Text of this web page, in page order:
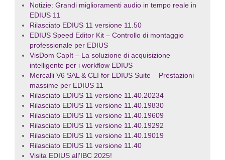
Notizie: Grandi miglioramenti audio in tempo reale in
EDIUS 11
Rilasciato EDIUS 11 versione 11.50
EDIUS Speed Editor Kit – Controllo di montaggio
professionale per EDIUS
VisDom CapIt – La soluzione di acquisizione
intelligente per i workflow EDIUS
Mercalli V6 SAL & CLI for EDIUS Suite – Prestazioni
massime per EDIUS 11
Rilasciato EDIUS 11 versione 11.40.20234
Rilasciato EDIUS 11 versione 11.40.19830
Rilasciato EDIUS 11 versione 11.40.19609
Rilasciato EDIUS 11 versione 11.40.19292
Rilasciato EDIUS 11 versione 11.40.19019
Rilasciato EDIUS 11 versione 11.40
Visita EDIUS all'IBC 2025!